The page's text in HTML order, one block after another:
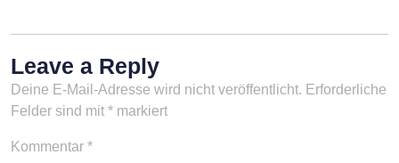
Leave a Reply
Deine E-Mail-Adresse wird nicht veröffentlicht. Erforderliche
Felder sind mit * markiert
Kommentar *